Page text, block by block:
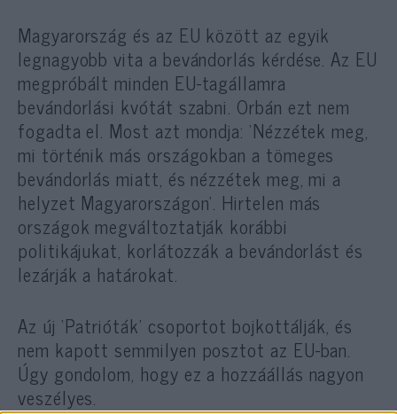
Magyarország és az EU között az egyik
legnagyobb vita a bevándorlás kérdése. Az EU
megpróbált minden EU-tagállamra
bevándorlási kvótát szabni. Orbán ezt nem
fogadta el. Most azt mondja: ‘Nézzétek meg,
mi történik más országokban a tömeges
bevándorlás miatt, és nézzétek meg, mi a
helyzet Magyarországon’. Hirtelen más
országok megváltoztatják korábbi
politikájukat, korlátozzák a bevándorlást és
lezárják a határokat.
Az új ‘Patrióták’ csoportot bojkottálják, és
nem kapott semmilyen posztot az EU-ban.
Úgy gondolom, hogy ez a hozzáállás nagyon
veszélyes.